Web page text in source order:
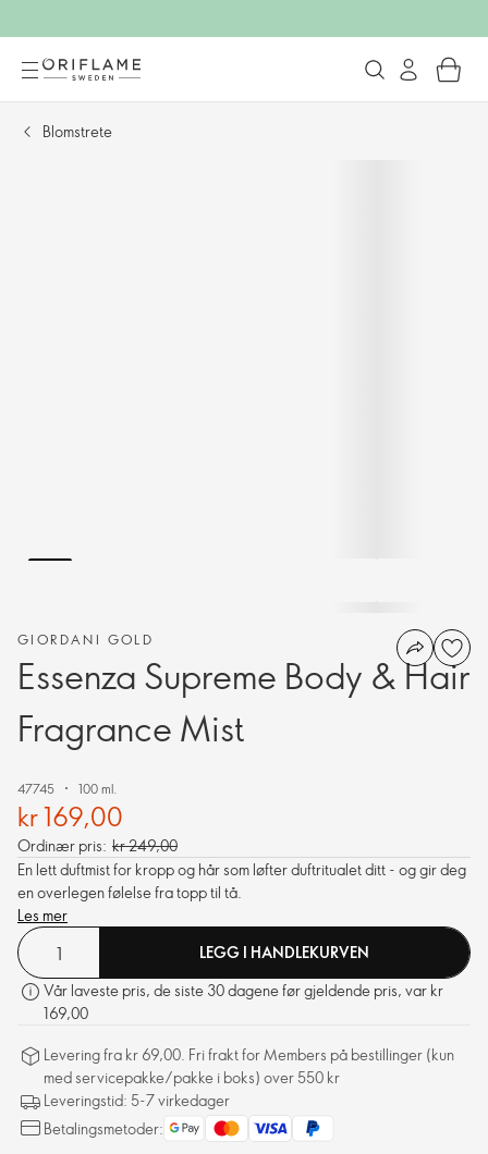
Blomstrete
GIORDANI GOLD
Essenza Supreme Body & Hair
Fragrance Mist
47745 100 ml.
kr 169,00
Ordinær pris: kr 249,00
En lett duftmist for kropp og hår som løfter duftritualet ditt - og gir deg
en overlegen følelse fra topp til tå.
Les mer
LEGG I HANDLEKURVEN
Vår laveste pris, de siste 30 dagene før gjeldende pris, var kr
169,00
Levering fra kr 69,00. Fri frakt for Members på bestillinger (kun
med servicepakke/pakke i boks) over 550 kr
Leveringstid: 5-7 virkedager
Betalingsmetoder: